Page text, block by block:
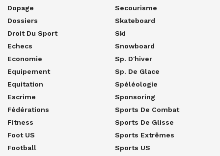
Dopage
Dossiers
Droit Du Sport
Echecs
Economie
Equipement
Equitation
Escrime
Fédérations
Fitness
Foot US
Football
Secourisme
Skateboard
Ski
Snowboard
Sp. D'hiver
Sp. De Glace
Spéléologie
Sponsoring
Sports De Combat
Sports De Glisse
Sports Extrêmes
Sports US